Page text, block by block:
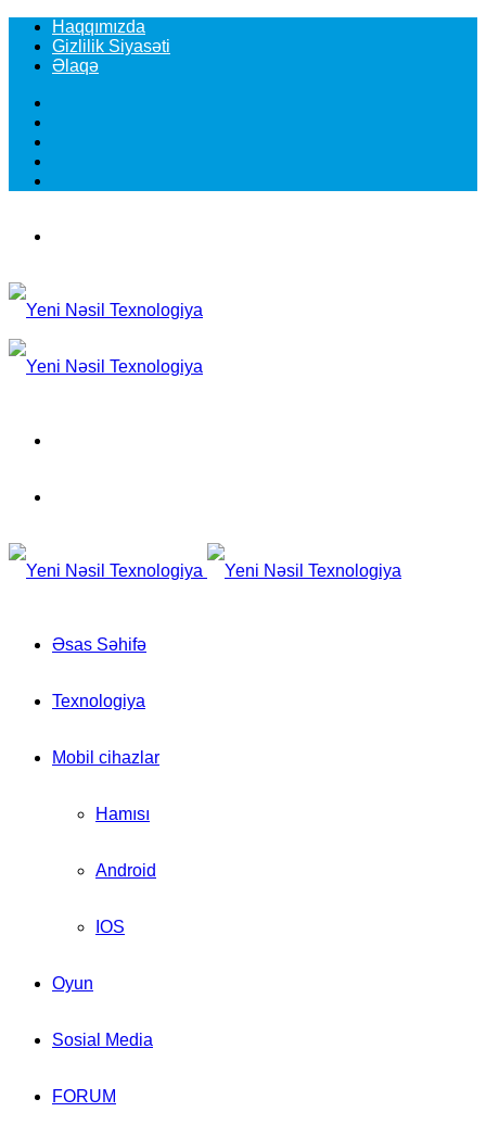
Haqqımızda
Gizlilik Siyasəti
Əlaqə
Əsas Səhifə
Texnologiya
Mobil cihazlar
Hamısı
Android
IOS
Oyun
Sosial Media
FORUM